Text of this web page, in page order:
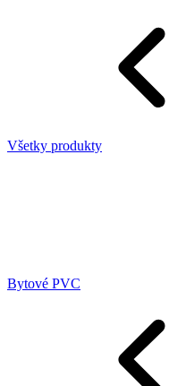
Všetky produkty
Bytové PVC